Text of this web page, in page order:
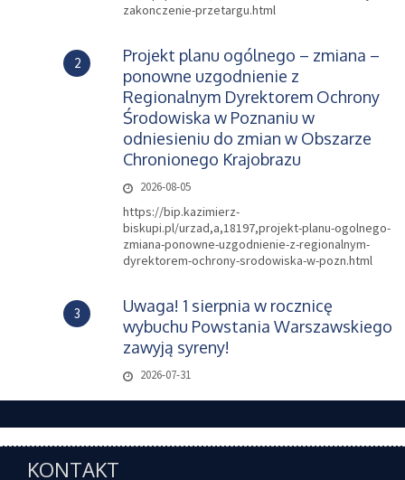
zakonczenie-przetargu.html
2
Projekt planu ogólnego – zmiana –
ponowne uzgodnienie z
Regionalnym Dyrektorem Ochrony
Środowiska w Poznaniu w
odniesieniu do zmian w Obszarze
Chronionego Krajobrazu
2026-08-05
https://bip.kazimierz-
biskupi.pl/urzad,a,18197,projekt-planu-ogolnego-
zmiana-ponowne-uzgodnienie-z-regionalnym-
dyrektorem-ochrony-srodowiska-w-pozn.html
3
Uwaga! 1 sierpnia w rocznicę
wybuchu Powstania Warszawskiego
zawyją syreny!
2026-07-31
KONTAKT